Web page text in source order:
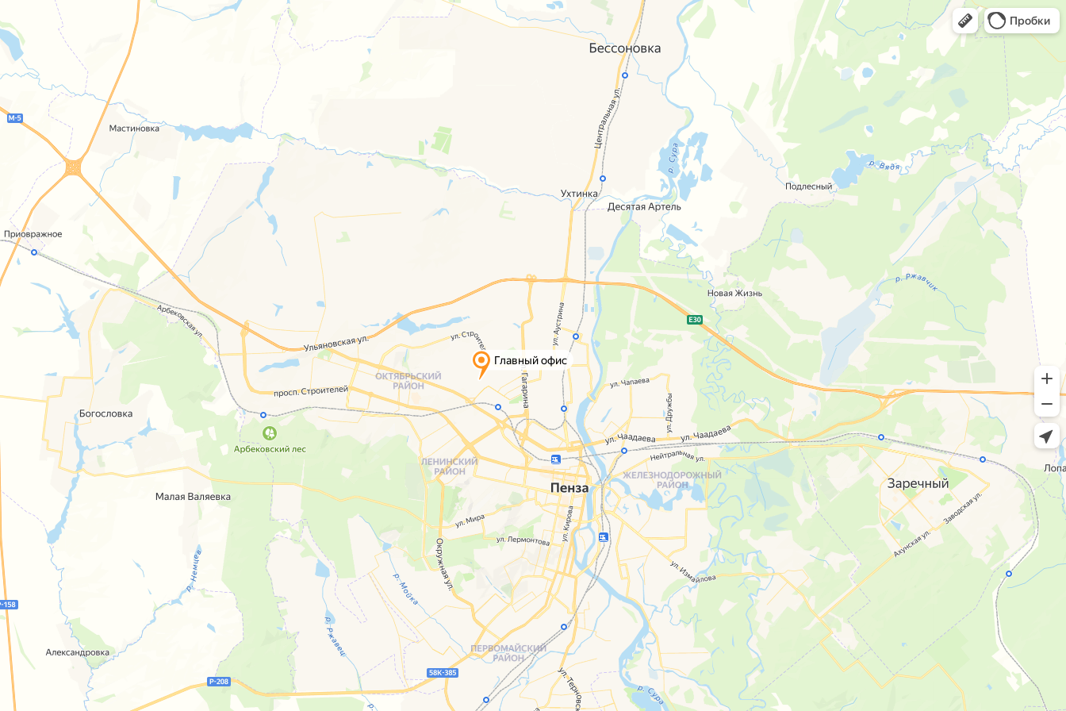
Главный офис
Пробки
Открыть в Картах